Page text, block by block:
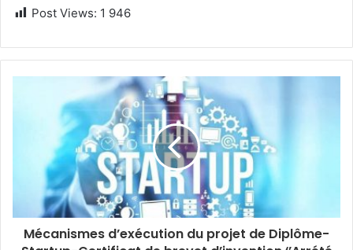
Post Views: 1 946
Mécanismes d’exécution du projet de Diplôme-